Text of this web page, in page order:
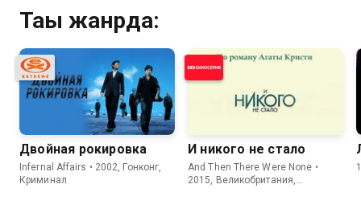
Тағы жанрда:
Двойная рокировка
Infernal Affairs • 2002, Гонконг,
Криминал
И никого не стало
And Then There Were None •
2015, Великобритания,